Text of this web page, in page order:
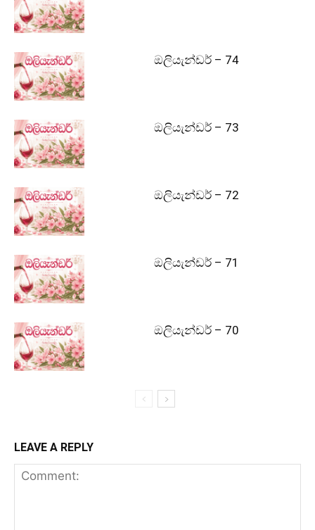
ඔලියැන්ඩර් – 74
ඔලියැන්ඩර් – 73
ඔලියැන්ඩර් – 72
ඔලියැන්ඩර් – 71
ඔලියැන්ඩර් – 70
LEAVE A REPLY